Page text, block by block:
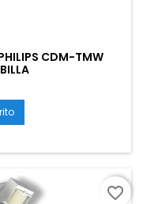
CDM-TMW
favorite_border